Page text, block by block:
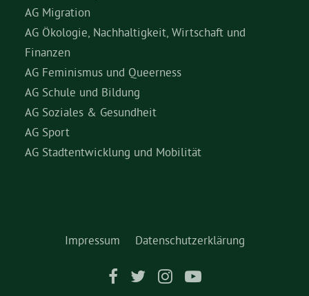
AG Migration
AG Ökologie, Nachhaltigkeit, Wirtschaft und
Finanzen
AG Feminismus und Queerness
AG Schule und Bildung
AG Soziales & Gesundheit
AG Sport
AG Stadtentwicklung und Mobilität
Impressum Datenschutzerklärung